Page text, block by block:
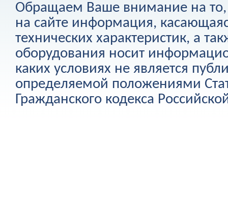
Обращаем Ваше внимание на то,
на сайте информация,
технических характеристик, а
оборудования носит
каких условиях не является
определяемой положениями
Гражданского кодекса